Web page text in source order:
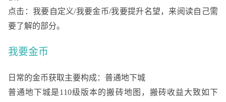
点击：我要自定义/我要金币/我要提升名望，来阅读自己需
要了解的部分。
我要金币
日常的金币获取主要构成：普通地下城
普通地下城是110级版本的搬砖地图，搬砖收益大致如下